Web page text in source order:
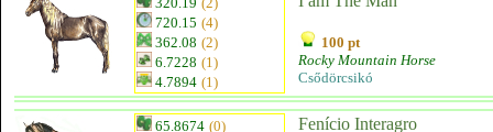
720.15 (4)
362.08 (2)
6.7228 (1)
4.7894 (1)
100 pt
Rocky Mountain Horse
Csődörcsikó
65.8674 (0)
Fenício Interagro